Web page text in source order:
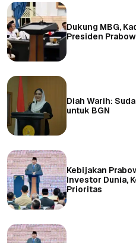
Dukung MBG,
Presiden
Diah Warih:
untuk BGN
Kebijakan
Investor Dunia,
Prioritas